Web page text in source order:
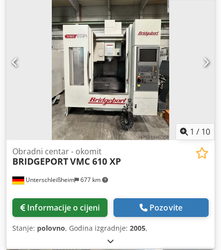
1 / 10
Unterschleißheim 677 km
Obradni centar - okomit
BRIDGEPORTVMC 610 XP
Informacije o cijeni Pozovite
Stanje: polovno, Godina izgradnje: 2005,